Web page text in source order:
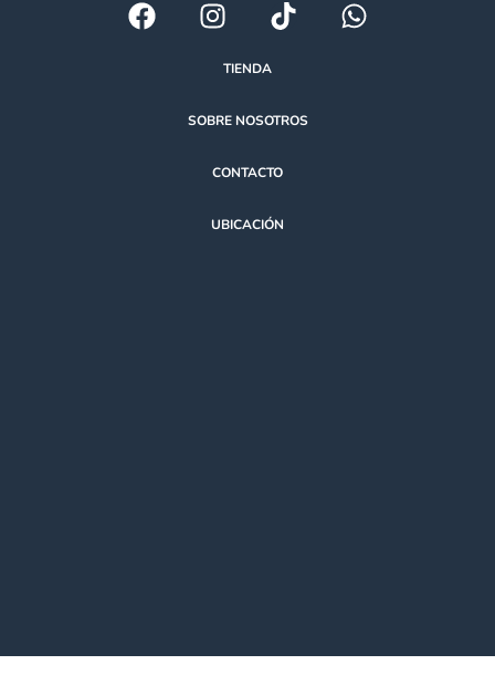
TIENDA
SOBRE NOSOTROS
CONTACTO
UBICACIÓN